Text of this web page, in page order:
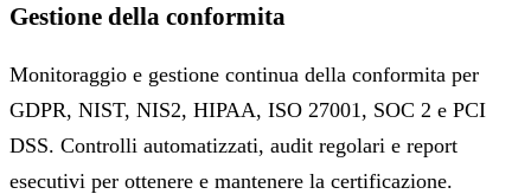
Gestione della conformita
Monitoraggio e gestione continua della conformita per
GDPR, NIST, NIS2, HIPAA, ISO 27001, SOC 2 e PCI
DSS. Controlli automatizzati, audit regolari e report
esecutivi per ottenere e mantenere la certificazione.